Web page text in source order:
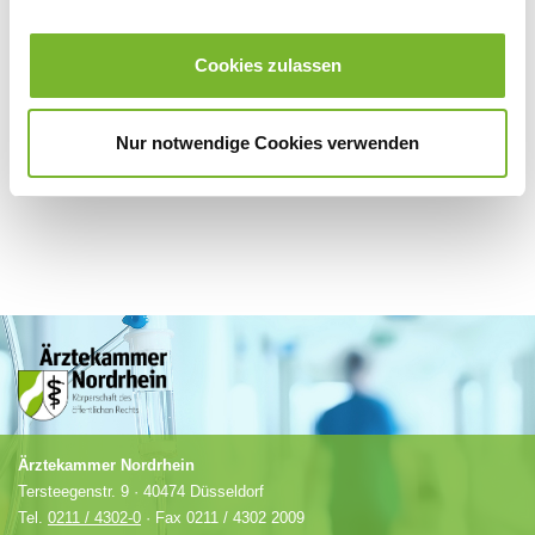
Cookies zulassen
Nur notwendige Cookies verwenden
Ärztekammer Nordrhein
Tersteegenstr. 9 · 40474 Düsseldorf
Tel. 0211 / 4302-0 · Fax 0211 / 4302 2009